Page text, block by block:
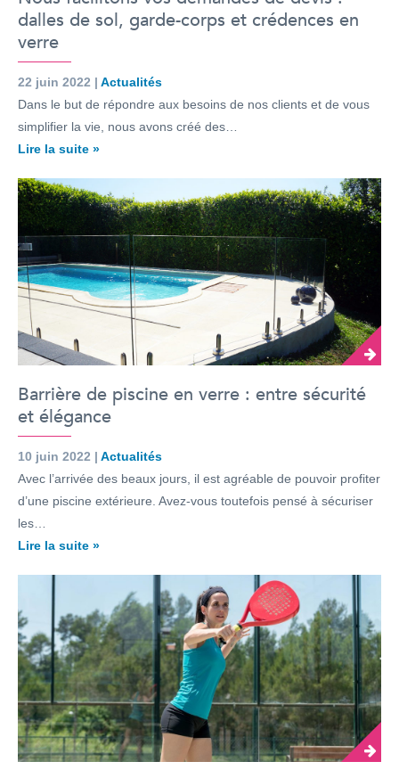
dalles de sol, garde-corps et crédences en
verre
22 juin 2022 | Actualités
Dans le but de répondre aux besoins de nos clients et de vous
simplifier la vie, nous avons créé des…
Lire la suite »
Barrière de piscine en verre : entre sécurité
et élégance
10 juin 2022 | Actualités
Avec l’arrivée des beaux jours, il est agréable de pouvoir profiter
d’une piscine extérieure. Avez-vous toutefois pensé à sécuriser
les…
Lire la suite »